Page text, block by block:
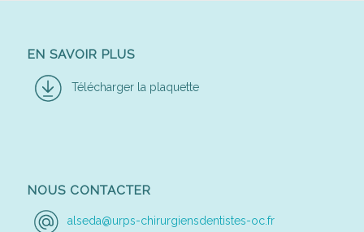
EN SAVOIR PLUS
Télécharger la plaquette
NOUS CONTACTER
alseda@urps-chirurgiensdentistes-oc.fr